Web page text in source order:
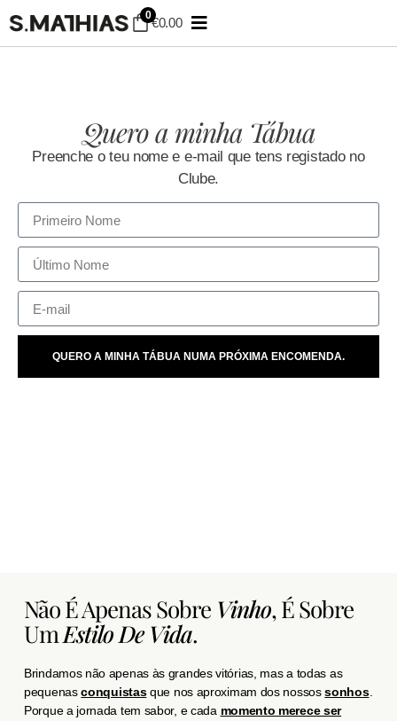
0€0.00
Quero a minha Tábua
Preenche o teu nome e e-mail que tens registado no
Clube.
QUERO A MINHA TÁBUA NUMA PRÓXIMA ENCOMENDA.
Não É Apenas Sobre Vinho, É Sobre
UmEstilo De Vida.
Brindamos não apenas às grandes vitórias, mas a todas as
pequenasconquistasque nos aproximam dos nossossonhos.
Porque a jornada tem sabor, e cada momento merece ser